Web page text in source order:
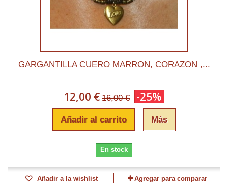
GARGANTILLA CUERO MARRON, CORAZON ,...
12,00 € 16,00 € -25%
Añadir al carrito Más
En stock
Añadir a la wishlist Agregar para comparar